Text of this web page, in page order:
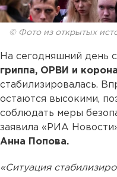
© Фото из открытых
На сегодняшний день
гриппа, ОРВИ и
стабилизировалась.
остаются высокими,
соблюдать меры
заявила «РИА
Анна Попова.
«Ситуация